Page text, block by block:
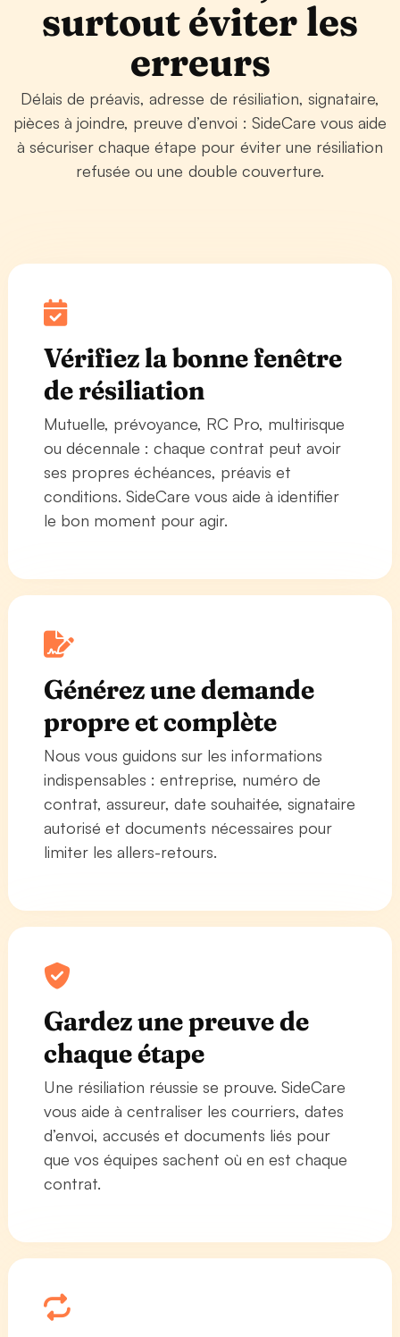
surtout éviter les
erreurs
Délais de préavis, adresse de résiliation, signataire,
pièces à joindre, preuve d’envoi : SideCare vous aide
à sécuriser chaque étape pour éviter une résiliation
refusée ou une double couverture.
Vérifiez la bonne fenêtre
de résiliation
Mutuelle, prévoyance, RC Pro, multirisque
ou décennale : chaque contrat peut avoir
ses propres échéances, préavis et
conditions. SideCare vous aide à identifier
le bon moment pour agir.
Générez une demande
propre et complète
Nous vous guidons sur les informations
indispensables : entreprise, numéro de
contrat, assureur, date souhaitée, signataire
autorisé et documents nécessaires pour
limiter les allers-retours.
Gardez une preuve de
chaque étape
Une résiliation réussie se prouve. SideCare
vous aide à centraliser les courriers, dates
d’envoi, accusés et documents liés pour
que vos équipes sachent où en est chaque
contrat.